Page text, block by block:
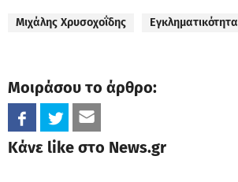
Μιχάλης Χρυσοχοΐδης Εγκληματικότητα
Μοιράσου το άρθρο:
Κάνε like στο News.gr